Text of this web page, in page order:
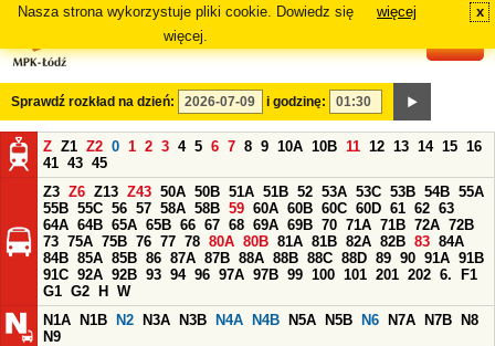
Nasza strona wykorzystuje pliki cookie. Dowiedz się
więcej.
więcej x
Sprawdź rozkład na dzień: i godzinę:
Z Z1 Z2 0 1 2 3 4 5 6 7 8 9 10A 10B 11 12 13 14 15 16
41 43 45
Z3 Z6 Z13 Z43 50A 50B 51A 51B 52 53A 53C 53B 54B 55A
55B 55C 56 57 58A 58B 59 60A 60B 60C 60D 61 62 63
64A 64B 65A 65B 66 67 68 69A 69B 70 71A 71B 72A 72B
73 75A 75B 76 77 78 80A 80B 81A 81B 82A 82B 83 84A
84B 85A 85B 86 87A 87B 88A 88B 88C 88D 89 90 91A 91B
91C 92A 92B 93 94 96 97A 97B 99 100 101 201 202 6.
F1
G1 G2 H
W
N1A
N1B N2 N3A N3B N4A N4B N5A N5B N6 N7A N7B
N8
N9